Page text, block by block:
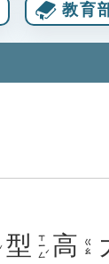
教育
型 ㄒㄧㄥˊ 高 ㄍㄠ